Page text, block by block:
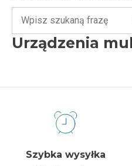
Urządzenia
Dlaczego my?
Szybka wysyłka